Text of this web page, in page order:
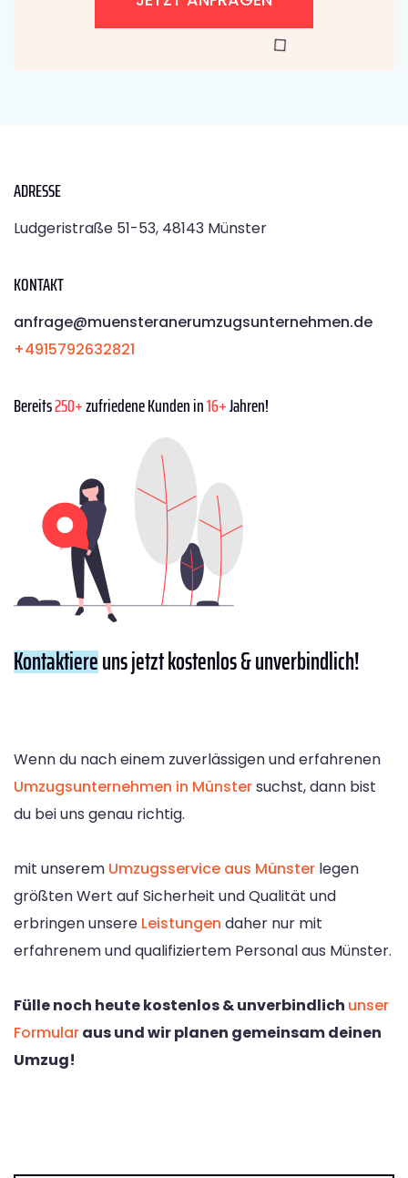
ADRESSE
Ludgeristraße 51-53, 48143 Münster
KONTAKT
anfrage@muensteranerumzugsunternehmen.de
+4915792632821
Bereits250+zufriedene Kunden in16+Jahren!
Kontaktiereuns jetzt kostenlos & unverbindlich!
Wenn du nach einem zuverlässigen und erfahrenen
Umzugsunternehmen in Münstersuchst, dann bist
du bei uns genau richtig.
mit unserem Umzugsservice aus Münster legen
größten Wert auf Sicherheit und Qualität und
erbringen unsere Leistungen daher nur mit
erfahrenem und qualifiziertem Personal aus Münster.
Fülle noch heute kostenlos & unverbindlich unser
Formularaus und wir planen gemeinsam deinen
Umzug!